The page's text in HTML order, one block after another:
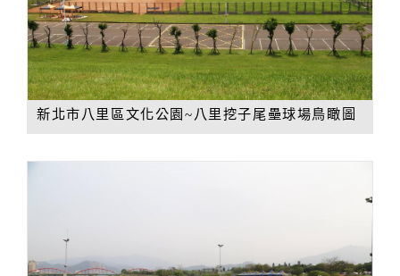
新北市八里區文化公園~八里挖子尾壘球場鳥瞰圖